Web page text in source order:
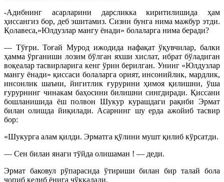
-Адибнинг асарларини дарсликка киритилишида ҳам
ҳиссангиз бор, деб эшитамиз. Сизни бунга нима мажбур этди.
Қолавеса,»Юлдузлар мангу ёнади» болаларга нима беради?
— Тўғри. Тоғай Мурод ижодида нафақат ўқувчилар, балки
ҳамма ўрганиши лозим бўлган яхши хислат, ибрат бўладиган
воқеалар тасвирларига кенг ўрин берилган. Унинг «Юлдузлар
мангу ёнади» қиссаси болаларга орият, инсонийлик, мардлик,
инсонлик шаъни, йигитлик ғурурини ҳимоя қилишни, ўша
ғурурнинг чинакам баҳосини билишни сингдиради. Қиссани
бошланишида ёш полвон Шукур курашдаги рақиби Эрмат
билан олишда йиқилади. Асарнинг шу ерда ажойиб тасвир
бор:
«Шукурга алам қилди. Эрматга қўлини мушт қилиб кўрсатди.
— Сен билан янаги тўйда олишаман ! — деди.
Эрмат баковул рўпарасида ўтириши билан бир талай бола
чопиб келиб ёнига чўккалади.